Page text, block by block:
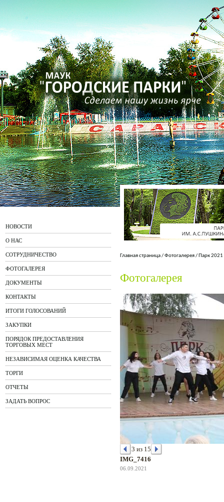
НОВОСТИ
О НАС
СОТРУДНИЧЕСТВО
ФОТОГАЛЕРЕЯ
ДОКУМЕНТЫ
КОНТАКТЫ
ИТОГИ ГОЛОСОВАНИЙ
ЗАКУПКИ
ПОРЯДОК ПРЕДОСТАВЛЕНИЯ
ТОРГОВЫХ МЕСТ
НЕЗАВИСИМАЯ ОЦЕНКА КАЧЕСТВА
ТОРГИ
ОТЧЕТЫ
ЗАДАТЬ ВОПРОС
Главная страница/Фотогалерея/ Парк 2021
Фотогалерея
3 из 15
IMG_7416
06.09.2021